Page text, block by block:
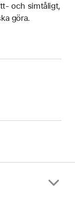
och simtåligt,
göra.